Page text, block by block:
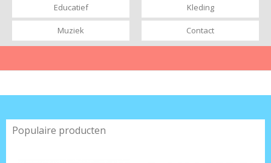
Educatief
Muziek
Kleding
Contact
Populaire producten